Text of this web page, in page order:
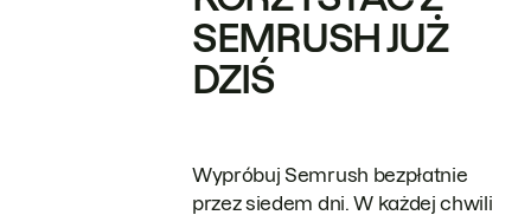
SEMRUSH JUŻ
DZIŚ
Wypróbuj Semrush bezpłatnie
przez siedem dni. W każdej chwili